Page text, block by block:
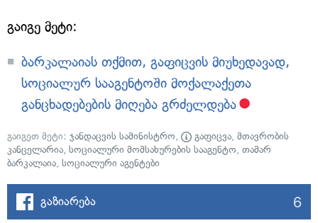
გაიგე მეტი:
ბარკალაიას თქმით, გაფიცვის მიუხედავად,
სოციალურ სააგენტოში მოქალაქეთა
განცხადებების მიღება გრძელდება
გაიგეთ მეტი: ჯანდაცვის სამინისტრო, გაფიცვა, მთავრობის
კანცელარია, სოციალური მომსახურების სააგენტო, თამარ
ბარკალაია, სოციალური აგენტები
გაზიარება 6